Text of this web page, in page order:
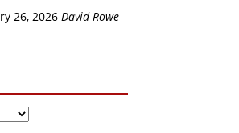
26, 2026 David Rowe